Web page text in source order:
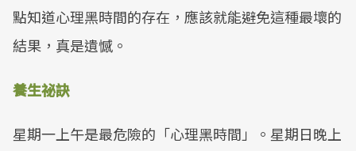
點知道心理黑時間的存在，應該就能避免這種最壞的
結果，真是遺憾。
養生祕訣
星期一上午是最危險的「心理黑時間」。星期日晚上